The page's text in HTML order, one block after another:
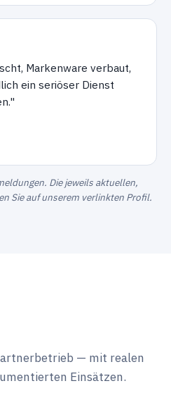
Markenware verbaut,
ein seriöser Dienst
Die jeweils aktuellen,
Sie auf unserem verlinkten Profil.
— mit realen
Einsätzen.